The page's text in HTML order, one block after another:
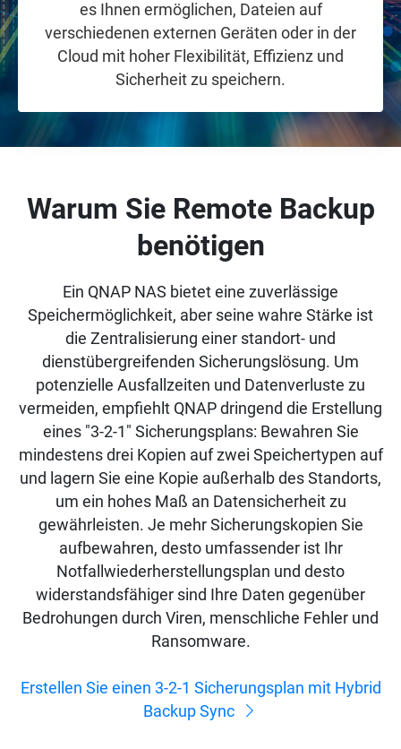
es Ihnen ermöglichen, Dateien auf
verschiedenen externen Geräten oder in der
Cloud mit hoher Flexibilität, Effizienz und
Sicherheit zu speichern.
Warum Sie Remote Backup
benötigen
Ein QNAP NAS bietet eine zuverlässige
Speichermöglichkeit, aber seine wahre Stärke ist
die Zentralisierung einer standort- und
dienstübergreifenden Sicherungslösung. Um
potenzielle Ausfallzeiten und Datenverluste zu
vermeiden, empfiehlt QNAP dringend die Erstellung
eines "3-2-1" Sicherungsplans: Bewahren Sie
mindestens drei Kopien auf zwei Speichertypen auf
und lagern Sie eine Kopie außerhalb des Standorts,
um ein hohes Maß an Datensicherheit zu
gewährleisten. Je mehr Sicherungskopien Sie
aufbewahren, desto umfassender ist Ihr
Notfallwiederherstellungsplan und desto
widerstandsfähiger sind Ihre Daten gegenüber
Bedrohungen durch Viren, menschliche Fehler und
Ransomware.
Erstellen Sie einen 3-2-1 Sicherungsplan mit Hybrid
Backup Sync